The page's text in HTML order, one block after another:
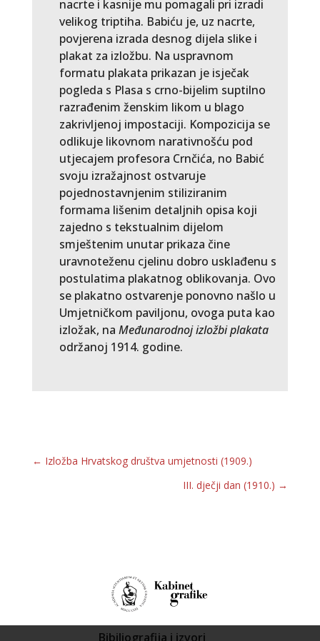
nacrte i kasnije mu pomagali pri izradi
velikog triptiha. Babiću je, uz nacrte,
povjerena izrada desnog dijela slike i
plakat za izložbu. Na uspravnom
formatu plakata prikazan je isječak
pogleda s Plasa s crno-bijelim suptilno
razrađenim ženskim likom u blago
zakrivljenoj impostaciji. Kompozicija se
odlikuje likovnom narativnošću pod
utjecajem profesora Crnčića, no Babić
svoju izražajnost ostvaruje
pojednostavnjenim stiliziranim
formama lišenim detaljnih opisa koji
zajedno s tekstualnim dijelom
smještenim unutar prikaza čine
uravnoteženu cjelinu dobro usklađenu s
postulatima plakatnog oblikovanja. Ovo
se plakatno ostvarenje ponovno našlo u
Umjetničkom paviljonu, ovoga puta kao
izložak, na Međunarodnoj izložbi plakata
održanoj 1914. godine.
← Izložba Hrvatskog društva umjetnosti (1909.)
III. dječji dan (1910.) →
Bibiliografija i izvori